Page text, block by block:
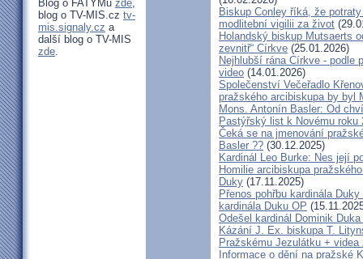
Blog o FATYMu zde,
blog o TV-MIS.cz tv-
mis.signaly.cz a
další blog o TV-MIS
zde.
Biskup Conley říká, že
modlitební vigilii za život
Holandský biskup Mutsaerts
zevnitř“ Církve (25.01.2026)
Nejhlubší rána Církve - podle
video (14.01.2026)
Společenství Večeřadlo
pražského arcibiskupa by byl
Mons. Antonín Basler: Od
Pastýřský list k Novému roku
Čeká se na jmenování
Basler ?? (30.12.2025)
Kardinál Leo Burke: Nes její
Homilie arcibiskupa
Duky (17.11.2025)
Přenos pohřbu kardinála
kardinála Duku OP
Odešel kardinál Dominik
Kázání J. Ex. biskupa T.
Pražskému Jezulátku + videa
Informace o dění na pražské